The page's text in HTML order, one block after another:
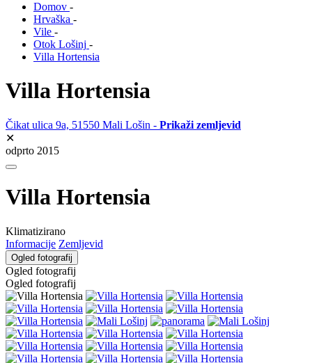
Domov -
Hrvaška -
Vile -
Otok Lošinj -
Villa Hortensia
Villa Hortensia
Čikat ulica 9a, 51550 Mali Lošin - Prikaži zemljevid
✕
odprto 2015
Villa Hortensia
Klimatizirano
Informacije Zemljevid
Ogled fotografij
Ogled fotografij
Ogled fotografij